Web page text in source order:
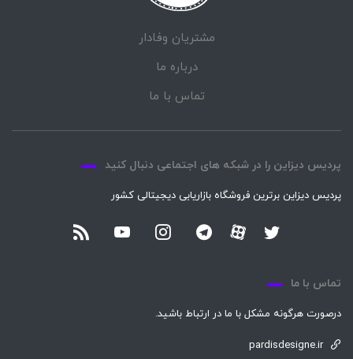
مشتریان وفادار
درباره ما
تماس با ما
پردیس دیزاین را در شبکه های اجتماعی دنبال کنید
پردیس دیزاین برترین فروشگاه بازاریابی دیجیتالی کشور
تماس با ما
درصورت هرگونه مشکل با ما در ارتباط باشید.
pardisdesigne.ir